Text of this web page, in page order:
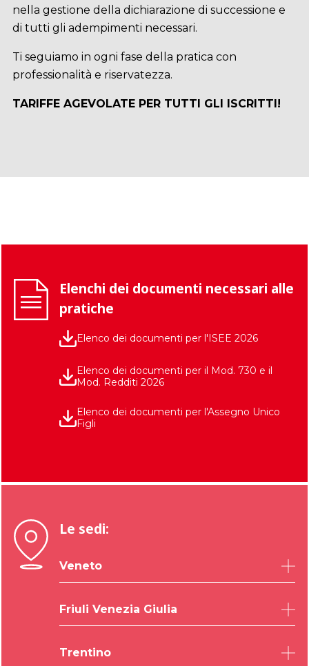
nella gestione della dichiarazione di successione e
di tutti gli adempimenti necessari.
Ti seguiamo in ogni fase della pratica con
professionalità e riservatezza.
TARIFFE AGEVOLATE PER TUTTI GLI ISCRITTI!
Elenchi dei documenti necessari alle
pratiche
Elenco dei documenti per l'ISEE 2026
Elenco dei documenti per il Mod. 730 e il
Mod. Redditi 2026
Elenco dei documenti per l'Assegno Unico
Figli
Le sedi:
Veneto
Belluno
Treviso
Friuli Venezia Giulia
Udine
Trentino